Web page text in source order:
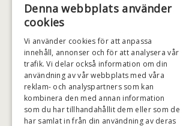
FÖRSÄLJNINGSVILLKOR
LEVERANS OCH RETURER
ÅNGRÄTT
KLAGOMÅL
FRAKT
COOKIE-INSTÄLLNINGAR
Denna webbplats använder
cookies
Vi använder cookies för att anpassa
innehåll, annonser och för att analysera vår
trafik. Vi delar också information om din
användning av vår webbplats med våra
reklam- och analyspartners som kan
kombinera den med annan information
som du har tillhandahållit dem eller som de
har samlat in från din användning av deras